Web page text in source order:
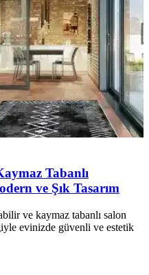
Tabanlı
ve Şık Tasarım
ve kaymaz tabanlı salon
evinizde güvenli ve estetik